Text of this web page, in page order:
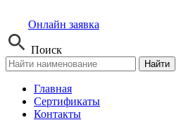
Онлайн заявка
Поиск
Найти
Главная
Сертификаты
Контакты